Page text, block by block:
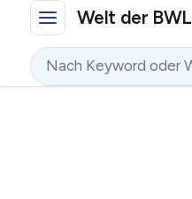
Direkt zum InhaltWelt der BWL
Suche